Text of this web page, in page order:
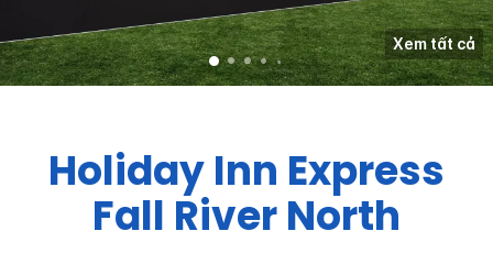
Xem tất cả
Holiday Inn Express
Fall River North